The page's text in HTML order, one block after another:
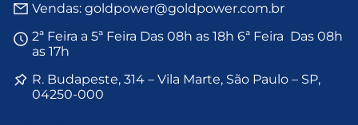
Vendas: goldpower@goldpower.com.br
2ª Feira a 5ª Feira Das 08h as 18h 6ª Feira Das 08h
as 17h
R. Budapeste, 314 – Vila Marte, São Paulo – SP,
04250-000